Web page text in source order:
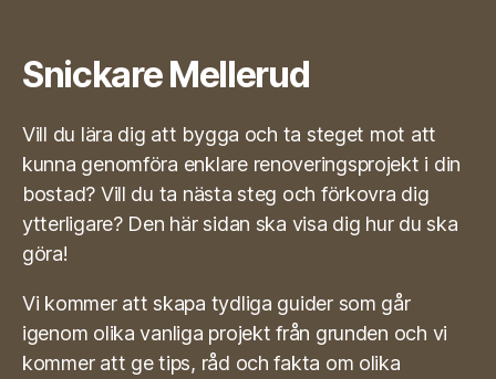
Snickare Mellerud
Vill du lära dig att bygga och ta steget mot att
kunna genomföra enklare renoveringsprojekt i din
bostad? Vill du ta nästa steg och förkovra dig
ytterligare? Den här sidan ska visa dig hur du ska
göra!
Vi kommer att skapa tydliga guider som går
igenom olika vanliga projekt från grunden och vi
kommer att ge tips, råd och fakta om olika